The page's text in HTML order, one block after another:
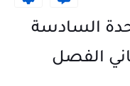
السادسة
الفصل